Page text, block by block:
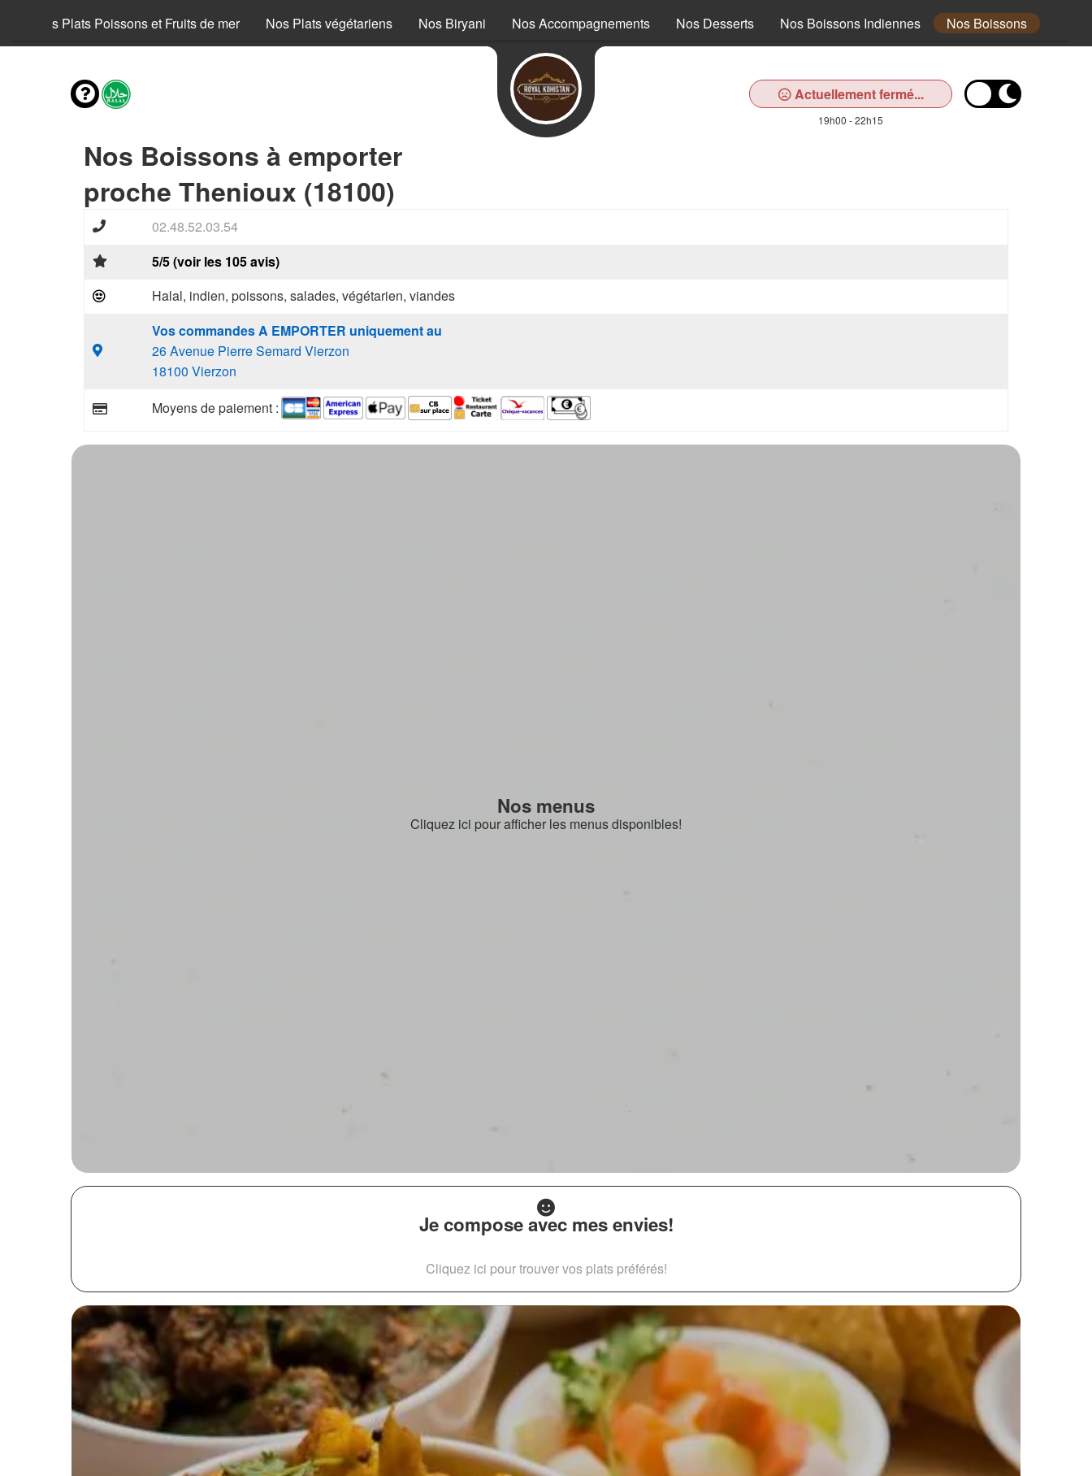
Nos Plats Poissons et Fruits de mer Nos Plats végétariens Nos Biryani Nos Accompagnements Nos Desserts Nos Boissons Indiennes Nos Boissons
Actuellement fermé...
19h00 - 22h15
Nos Boissons à emporter
proche Thenioux (18100)
02.48.52.03.54
5/5 (voir les 105 avis)
Halal, indien, poissons, salades, végétarien, viandes
Vos commandes A EMPORTER uniquement au
26 Avenue Pierre Semard Vierzon
18100 Vierzon
Moyens de paiement :
Nos menus
Cliquez ici pour afficher les menus disponibles!
Je compose avec mes envies!
Cliquez ici pour trouver vos plats préférés!